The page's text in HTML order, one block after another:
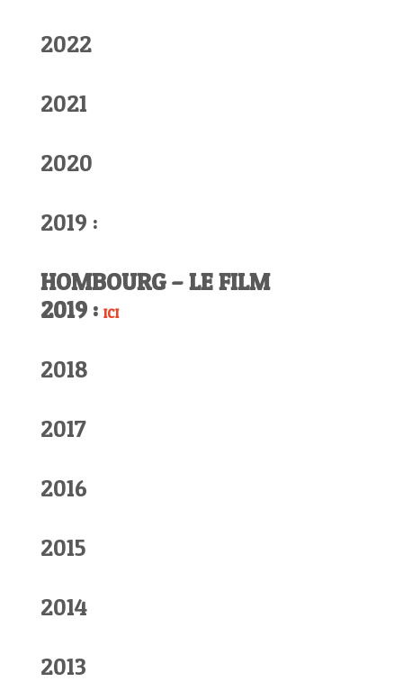
2022
2021
2020
2019 :
HOMBOURG – LE FILM
2019 : ICI
2018
2017
2016
2015
2014
2013